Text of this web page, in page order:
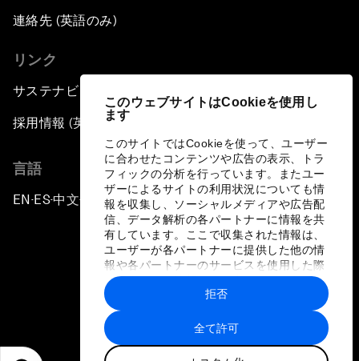
このウェブサイトはCookieを使用し
ます
このサイトではCookieを使って、ユーザー
に合わせたコンテンツや広告の表示、トラ
フィックの分析を行っています。またユー
ザーによるサイトの利用状況についても情
報を収集し、ソーシャルメディアや広告配
信、データ解析の各パートナーに情報を共
有しています。ここで収集された情報は、
ユーザーが各パートナーに提供した他の情
報や各パートナーのサービスを使用した際
に収集された情報と組み合わされ、各パー
トナーによって使用されることがありま
す。
全て許可
拒否
連絡先 (英語のみ)
リンク
サステナビリティへの取り組み
採用情報 (英語のみ)
言語
EN ▪ ES▪中文▪ 日本語
プライバシーポリシーと利用規約
サイトマップ